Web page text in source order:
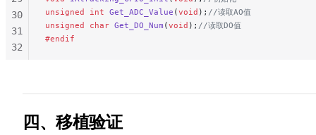
unsigned int Get_ADC_Value (void ); //读取AO值
unsigned char Get_DO_Num (void ); //读取DO值
#endif
30
31
32
四、移植验证